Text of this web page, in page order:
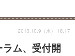
ム、受付開
2013.10.9（水） 18:17